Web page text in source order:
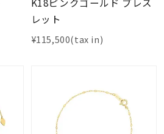
K18ピンクゴールド ブレス
レット
¥115,500(tax in)